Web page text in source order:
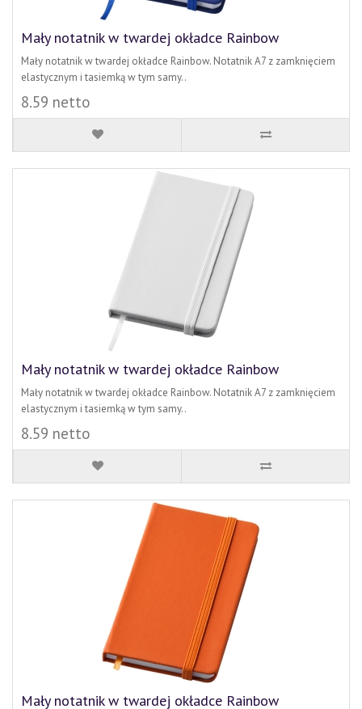
Mały notatnik w twardej okładce Rainbow
Mały notatnik w twardej okładce Rainbow. Notatnik A7 z zamknięciem
elastycznym i tasiemką w tym samy..
8.59 netto
Mały notatnik w twardej okładce Rainbow
Mały notatnik w twardej okładce Rainbow. Notatnik A7 z zamknięciem
elastycznym i tasiemką w tym samy..
8.59 netto
Mały notatnik w twardej okładce Rainbow